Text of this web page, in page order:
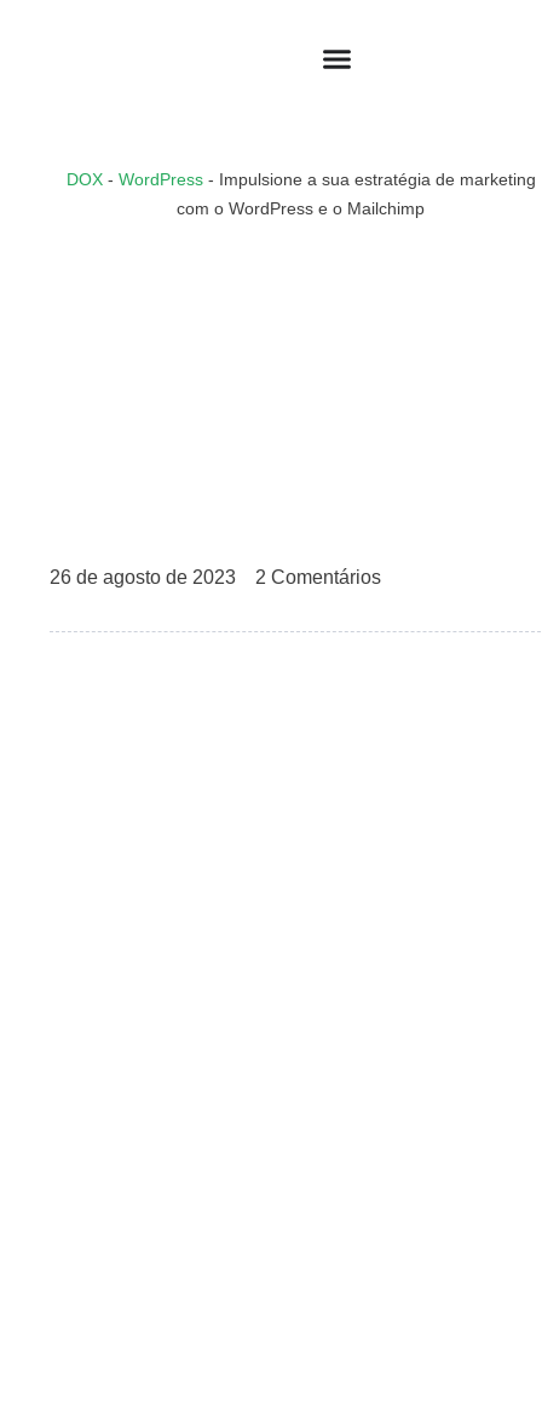
DOX- WordPress-
Impulsione a sua estratégia de marketing
com o WordPress e o Mailchimp
26 de agosto de 2023 2 Comentários